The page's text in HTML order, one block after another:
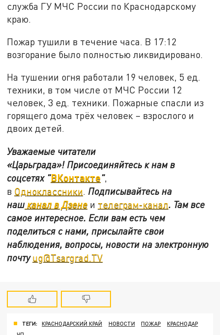
служба ГУ МЧС России по Краснодарскому
краю.
Пожар тушили в течение часа. В 17:12
возгорание было полностью ликвидировано.
На тушении огня работали 19 человек, 5 ед.
техники, в том числе от МЧС России 12
человек, 3 ед. техники. Пожарные спасли из
горящего дома трёх человек – взрослого и
двоих детей.
Уважаемые читатели
«Царьграда»! Присоединяйтесь к нам в
соцсетях "ВКонтакте",
в Одноклассники Подписывайтесь на
нашканал в Дзене и телеграм-канал. Там все
самое интересное. Если вам есть чем
поделиться с нами, присылайте свои
наблюдения, вопросы, новости на электронную
почтуug@Tsargrad.TV
ТЕГИ: КРАСНОДАРСКИЙ КРАЙ НОВОСТИ ПОЖАР
КРАСНОДАР